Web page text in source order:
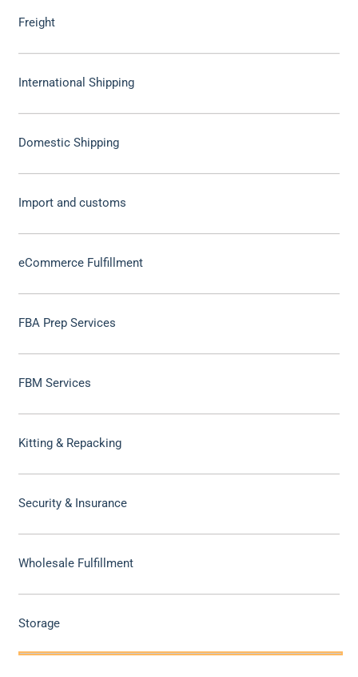
Freight
International Shipping
Domestic Shipping
Import and customs
eCommerce Fulfillment
FBA Prep Services
FBM Services
Kitting & Repacking
Security & Insurance
Wholesale Fulfillment
Storage